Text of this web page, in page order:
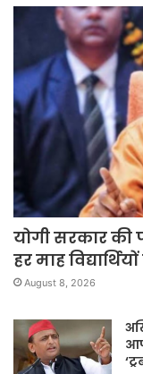
योगी सरकार की
हर माह
August 8, 2026